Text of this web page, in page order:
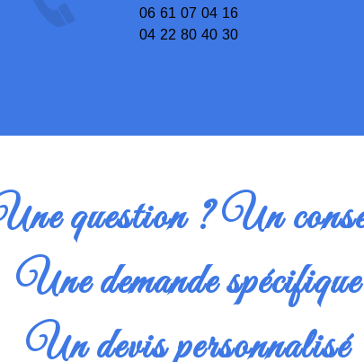
06 61 07 04 16
04 22 80 40 30
Une question ? Un
Une demande
Un devis personnalisé